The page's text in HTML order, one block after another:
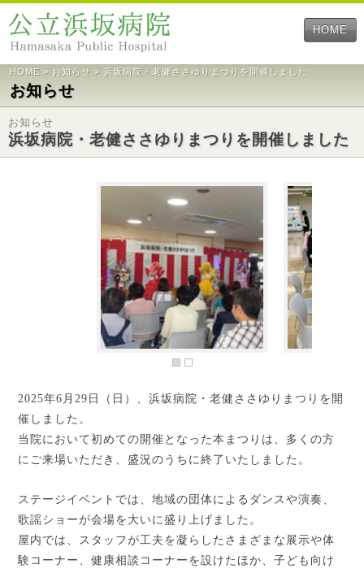
HOME
HOME > お知らせ > 浜坂病院・老健ささゆりまつりを開催しました
お知らせ
お知らせ
浜坂病院・老健ささゆりまつりを開催しました
2025年6月29日（日）、浜坂病院・老健ささゆりまつりを開
催しました。
当院において初めての開催となった本まつりは、多くの方
にご来場いただき、盛況のうちに終了いたしました。
ステージイベントでは、地域の団体によるダンスや演奏、
歌謡ショーが会場を大いに盛り上げました。
屋内では、スタッフが工夫を凝らしたさまざまな展示や体
験コーナー、健康相談コーナーを設けたほか、子ども向け